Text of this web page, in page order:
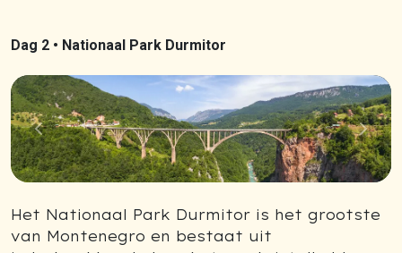
Dag 2 • Nationaal Park Durmitor
Previous Next
Het Nationaal Park Durmitor is het grootste
van Montenegro en bestaat uit